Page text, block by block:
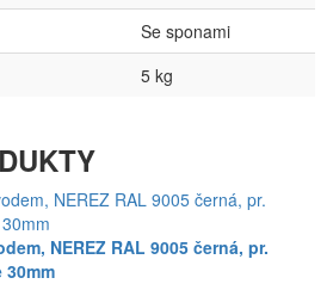
Se sponami
5 kg
NEREZ RAL 9005 černá, pr.
30mm